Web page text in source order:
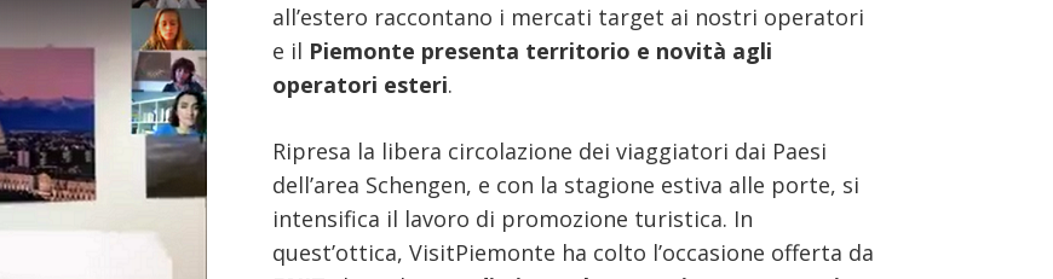
all’estero raccontano i mercati target ai nostri operatori
e il Piemonte presenta territorio e novità agli
operatori esteri.
Ripresa la libera circolazione dei viaggiatori dai Paesi
dell’area Schengen, e con la stagione estiva alle porte, si
intensifica il lavoro di promozione turistica. In
quest’ottica, VisitPiemonte ha colto l’occasione offerta da